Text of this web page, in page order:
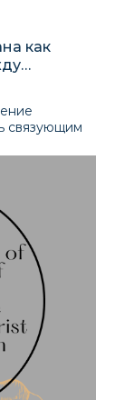
как
связующим
Карзая
не